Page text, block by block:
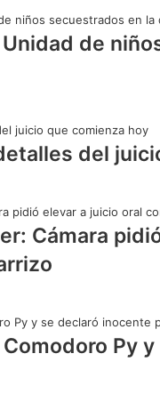
de
del
Cámara
Py